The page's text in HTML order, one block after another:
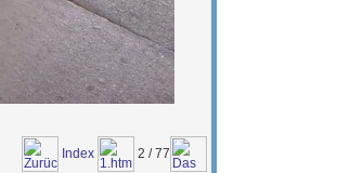
Index 2 / 77